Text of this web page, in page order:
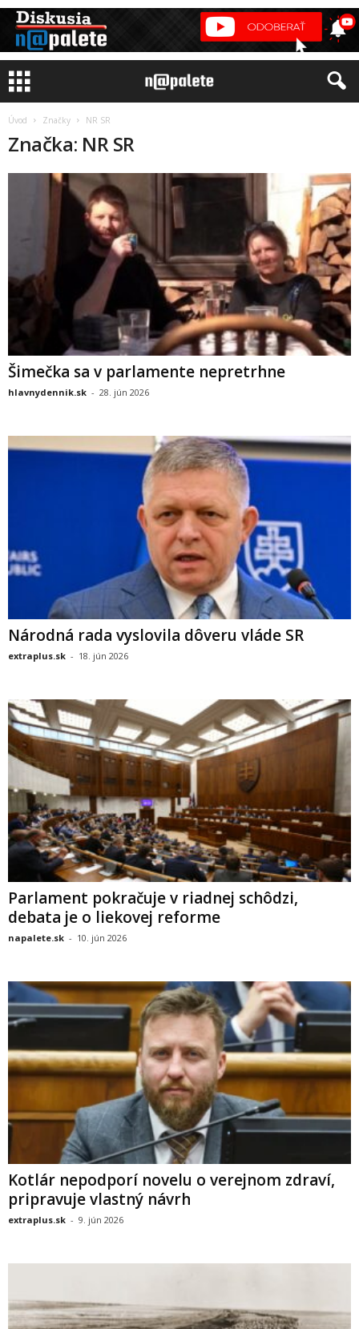
Úvod Značky NR SR
Značka: NR SR
Šimečka sa v parlamente nepretrhne
hlavnydennik.sk - 28. jún 2026
Národná rada vyslovila dôveru vláde SR
extraplus.sk - 18. jún 2026
Parlament pokračuje v riadnej schôdzi,
debata je o liekovej reforme
napalete.sk - 10. jún 2026
Kotlár nepodporí novelu o verejnom zdraví,
pripravuje vlastný návrh
extraplus.sk - 9. jún 2026